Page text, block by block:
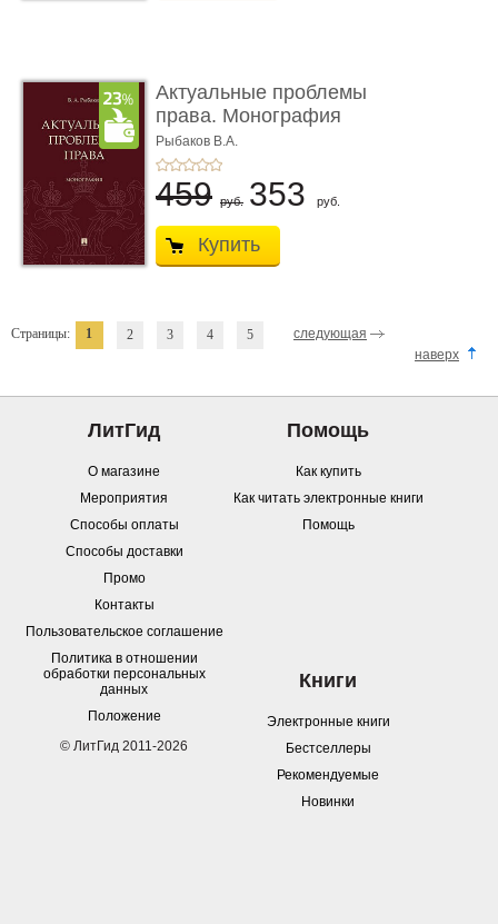
Актуальные проблемы
права. Монография
Рыбаков В.А.
459 руб. 353 руб.
Купить
Страницы: 1 2 3 4 5
следующая
наверх
ЛитГид
О магазине
Мероприятия
Способы оплаты
Способы доставки
Промо
Контакты
Пользовательское соглашение
Политика в отношении
обработки персональных
данных
Положение
© ЛитГид 2011-2026
Помощь
Как купить
Как читать электронные книги
Помощь
Книги
Электронные книги
Бестселлеры
Рекомендуемые
Новинки